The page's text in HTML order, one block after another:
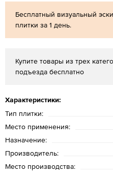
Бесплатный визуальный
плитки за 1 день.
Купите товары из трех
подъезда бесплатно
Характеристики:
Тип плитки:
Место применения:
Назначение:
Производитель:
Место производства: